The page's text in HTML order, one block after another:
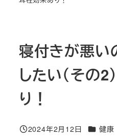
寝付きが悪い
したい（その2
り！
投稿日
2024年2月12日 カテゴリー
健康